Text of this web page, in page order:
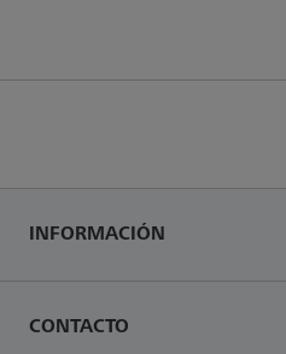
INFORMACIÓN
CONTACTO